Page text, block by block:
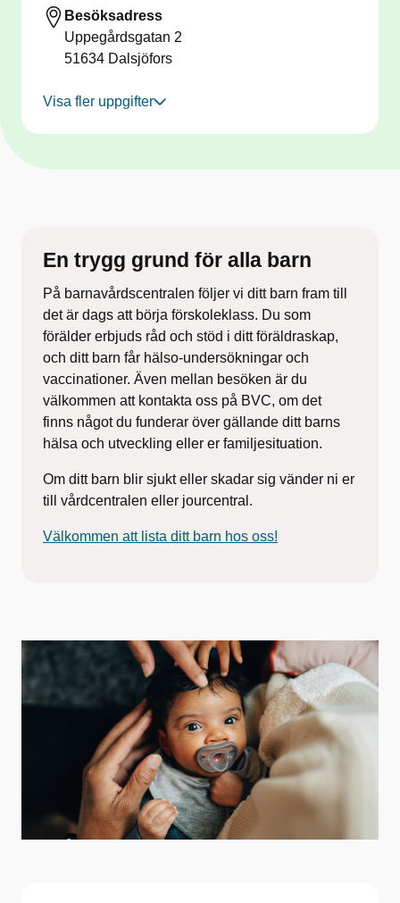
Besöksadress
Uppegårdsgatan 2
51634 Dalsjöfors
Visa fler uppgifter
En trygg grund ​för alla barn
På barnavårdscentralen följer vi ditt barn fram till
det ​är dags att börja förskoleklass. Du som
förälder erbjuds råd och stöd i ditt föräldraskap,
och ditt barn får hälso-undersökningar och
vaccinationer. Även mellan besöken är du
välkommen att kontakta oss på BVC, om det
finns något du funderar över gällande ditt barns
hälsa och utveckling eller er familjesituation.​
​Om ditt barn blir sjukt eller skadar sig vänder ni er
till vårdcentralen eller jourcentral.
Välkommen att lista ditt barn hos oss!